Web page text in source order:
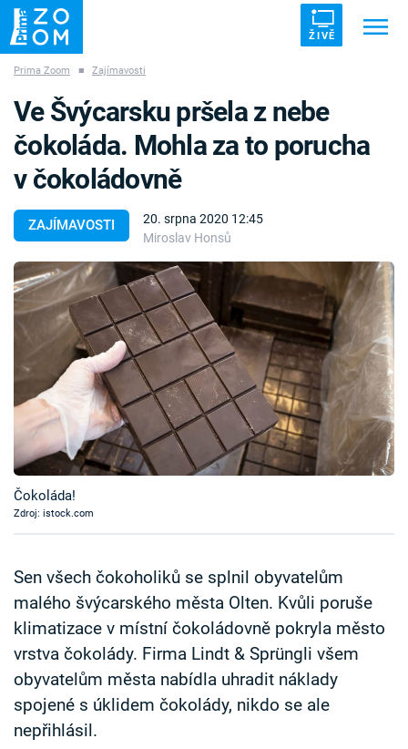
ŽIVĚ
ZÁHADY VETŘELCI DÁVNOVĚKU
Témata
Témata
Pořady
TV Program
Časopis
Sledujte prima+
Sledujte nás
Prima Zoom ■ Zajímavosti
ZAJÍMAVOSTI
20. srpna 2020 12:45
Miroslav Honsů
Ve Švýcarsku pršela z nebe
čokoláda. Mohla za to porucha
v čokoládovně
Čokoláda!
Zdroj: istock.com
Sen všech čokoholiků se splnil obyvatelům
malého švýcarského města Olten. Kvůli poruše
klimatizace v místní čokoládovně pokryla město
vrstva čokolády. Firma Lindt & Sprüngli všem
obyvatelům města nabídla uhradit náklady
spojené s úklidem čokolády, nikdo se ale
nepřihlásil.